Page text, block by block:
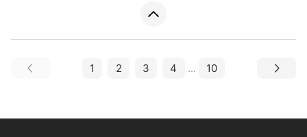
1 2 3 4 ... 10